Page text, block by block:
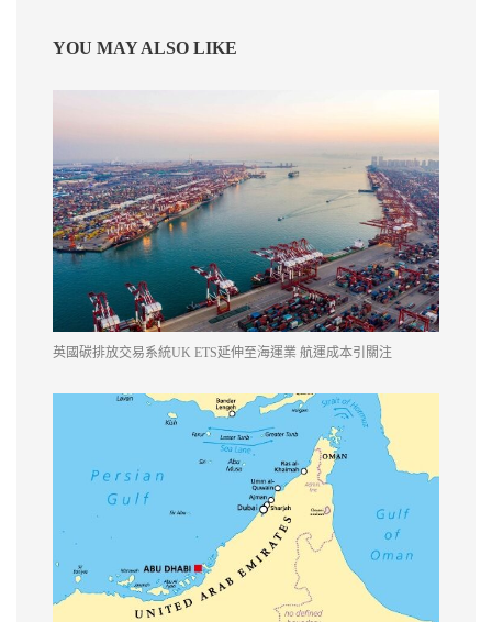
YOU MAY ALSO LIKE
英國碳排放交易系統UK ETS延伸至海運業 航運成本引關注